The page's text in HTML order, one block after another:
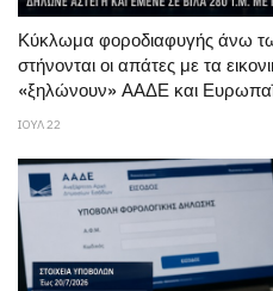
Κύκλωμα φοροδιαφυγής άνω
στήνονται οι απάτες με τα
«ξηλώνουν» ΑΑΔΕ και
ΙΟΥΛ 22